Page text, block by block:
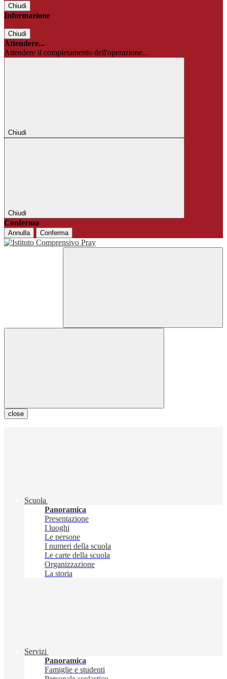
Chiudi
Informazione
Chiudi
Attendere...
Attendere il completamento dell'operazione...
Chiudi
Chiudi
Conferma
Annulla Conferma
close
Scuola
Panoramica
Presentazione
I luoghi
Le persone
I numeri della scuola
Le carte della scuola
Organizzazione
La storia
Servizi
Panoramica
Famiglie e studenti